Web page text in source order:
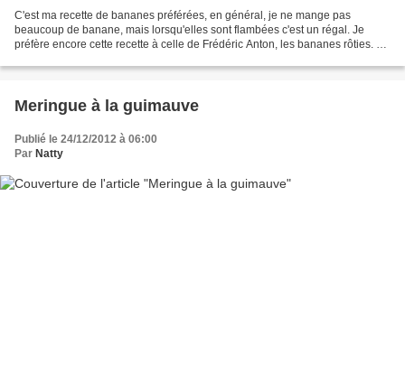
C'est ma recette de bananes préférées, en général, je ne mange pas
beaucoup de banane, mais lorsqu'elles sont flambées c'est un régal. Je
préfère encore cette recette à celle de Frédéric Anton, les bananes rôties. Et
Meringue à la guimauve
Publié le 24/12/2012 à 06:00
Par Natty